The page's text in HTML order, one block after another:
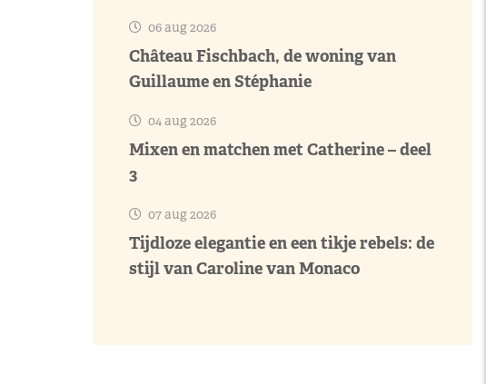
06 aug 2026
Château Fischbach, de woning van
Guillaume en Stéphanie
04 aug 2026
Mixen en matchen met Catherine – deel
3
07 aug 2026
Tijdloze elegantie en een tikje rebels: de
stijl van Caroline van Monaco